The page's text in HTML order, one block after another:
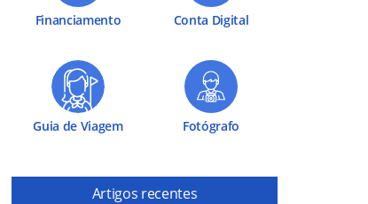
Financiamento Conta Digital
Guia de Viagem Fotógrafo
Artigos recentes